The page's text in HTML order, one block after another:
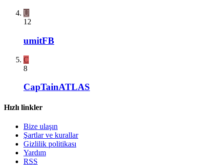
U
12
umitFB
C
8
CapTainATLAS
Hızlı linkler
Bize ulaşın
Şartlar ve kurallar
Gizlilik politikası
Yardım
RSS